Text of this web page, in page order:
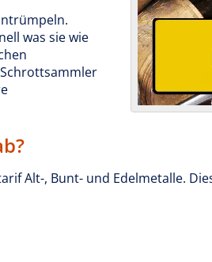
was sie wie
Alt-, Bunt- und Edelmetalle.